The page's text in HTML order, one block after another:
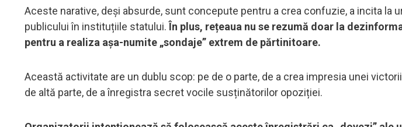
Aceste narative, deși absurde, sunt concepute pentru a crea confuzie, a incita la
publicului în instituțiile statului. În plus, rețeaua nu se rezumă doar la
pentru a realiza așa-numite „sondaje” extrem de părtinitoare.
Această activitate are un dublu scop: pe de o parte, de a crea impresia unei
de altă parte, de a înregistra secret vocile susținătorilor opoziției.